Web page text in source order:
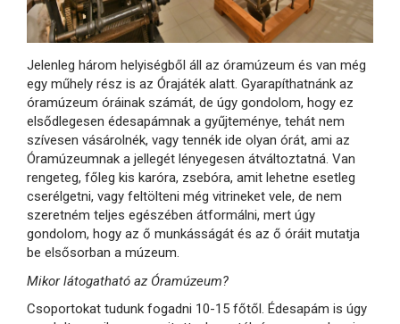
Jelenleg három helyiségből áll az óramúzeum és van még
egy műhely rész is az Órajáték alatt. Gyarapíthatnánk az
óramúzeum óráinak számát, de úgy gondolom, hogy ez
elsődlegesen édesapámnak a gyűjteménye, tehát nem
szívesen vásárolnék, vagy tennék ide olyan órát, ami az
Óramúzeumnak a jellegét lényegesen átváltoztatná. Van
rengeteg, főleg kis karóra, zsebóra, amit lehetne esetleg
cserélgetni, vagy feltölteni még vitrineket vele, de nem
szeretném teljes egészében átformálni, mert úgy
gondolom, hogy az ő munkásságát és az ő óráit mutatja
be elsősorban a múzeum.
Mikor látogatható az Óramúzeum?
Csoportokat tudunk fogadni 10-15 főtől. Édesapám is úgy